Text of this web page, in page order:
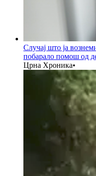
Случај што ја
побарало помош од
Црна Хроника•